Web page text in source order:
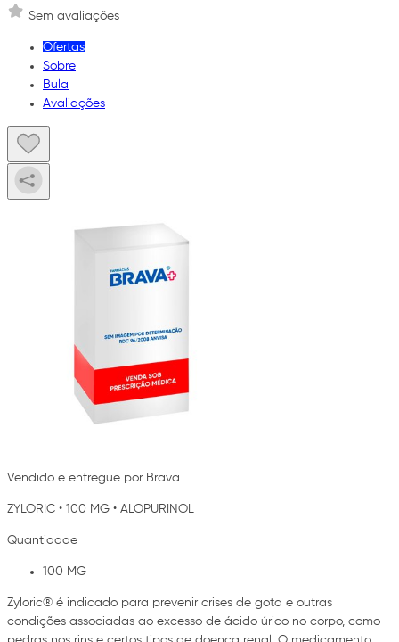
Sem avaliações
Ofertas
Sobre
Bula
Avaliações
Vendido e entregue por Brava
ZYLORIC • 100 MG • ALOPURINOL
Quantidade
100 MG
Zyloric® é indicado para prevenir crises de gota e outras
condições associadas ao excesso de ácido úrico no corpo, como